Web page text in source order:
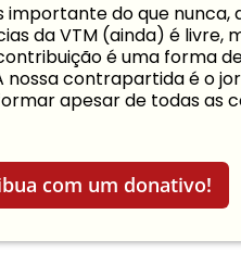
do que nunca,
da VTM (ainda) é livre,
é uma forma
nossa contrapartida é o
apesar de todas as
com um donativo!